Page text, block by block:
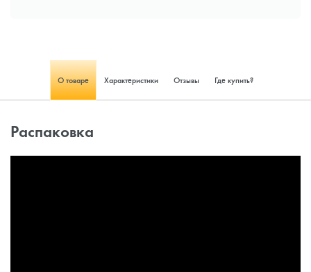
О товаре Характеристики Отзывы Где купить?
Распаковка